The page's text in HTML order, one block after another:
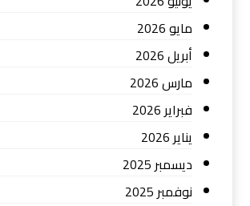
مايو 2026
أبريل 2026
مارس 2026
فبراير 2026
يناير 2026
ديسمبر 2025
نوفمبر 2025